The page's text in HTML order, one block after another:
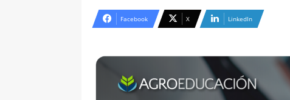
email
Facebook X LinkedIn